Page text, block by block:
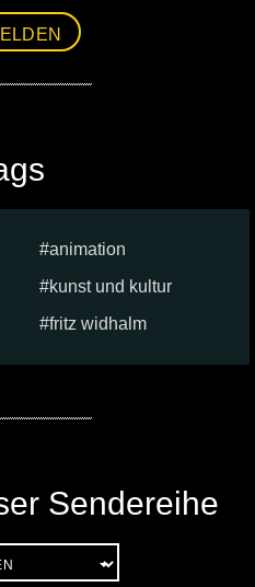
animation
kunst und kultur
fritz widhalm
Sendereihe